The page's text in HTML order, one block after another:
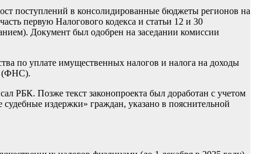
поступлений в консолидированные бюджеты регионов на
первую Налогового кодекса и статьи 12 и 30
Документ был одобрен на заседании комиссии
по уплате имущественных налогов и налога на доходы
(ФНС).
РБК. Позже текст законопроекта был доработан с учетом
издержки» граждан, указано в пояснительной